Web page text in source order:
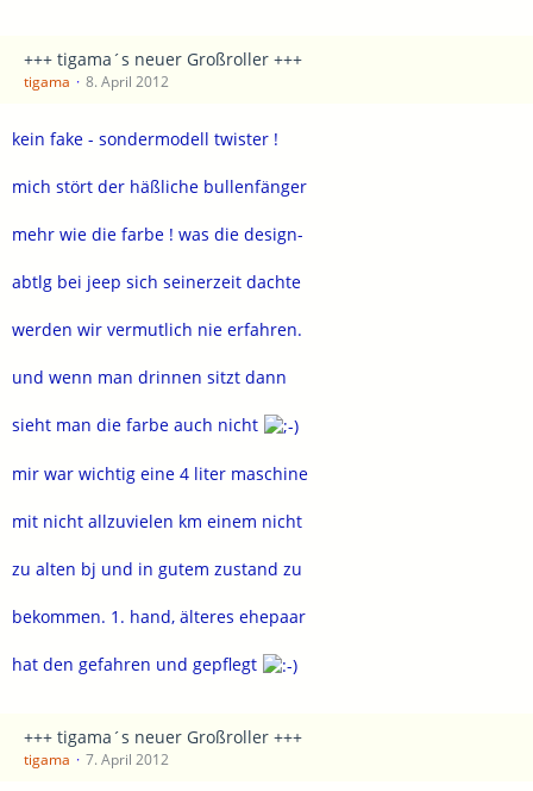
+++ tigama´s neuer Großroller +++
tigama 8. April 2012
kein fake - sondermodell twister !
mich stört der häßliche bullenfänger
mehr wie die farbe ! was die design-
abtlg bei jeep sich seinerzeit dachte
werden wir vermutlich nie erfahren.
und wenn man drinnen sitzt dann
sieht man die farbe auch nicht
mir war wichtig eine 4 liter maschine
mit nicht allzuvielen km einem nicht
zu alten bj und in gutem zustand zu
bekommen. 1. hand, älteres ehepaar
hat den gefahren und gepflegt
+++ tigama´s neuer Großroller +++
tigama 7. April 2012